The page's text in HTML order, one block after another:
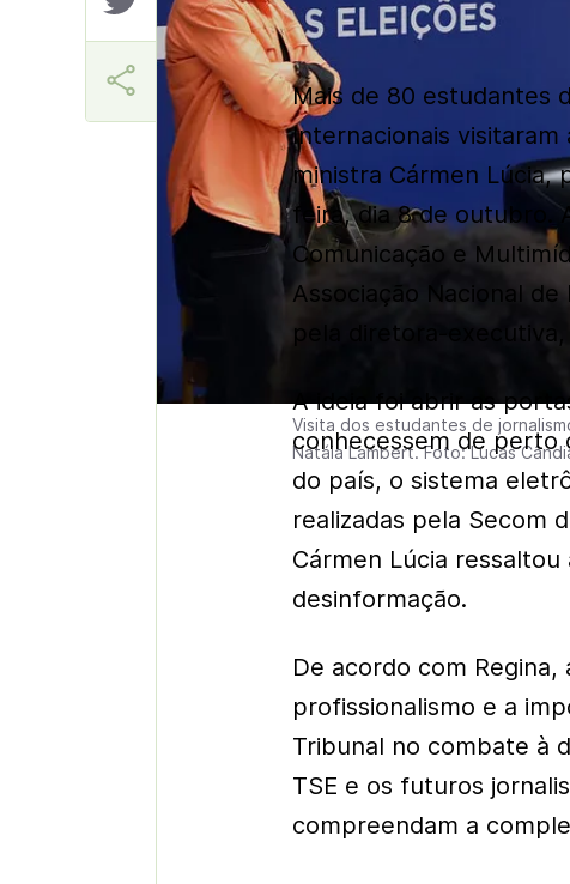
Visita dos estudantes de
Natáia Lambert. Foto: Lucas
Mais de 80 estudantes
Internacionais
ministra Cármen Lúcia,
feira, dia 8 de outubro.
Comunicação e
Associação Nacional
pela diretora-executiva,
A ideia foi abrir as
conhecessem de perto
do país, o sistema
realizadas pela Secom
Cármen Lúcia
desinformação.
De acordo com
profissionalismo e a
Tribunal no combate à
TSE e os futuros
compreendam a